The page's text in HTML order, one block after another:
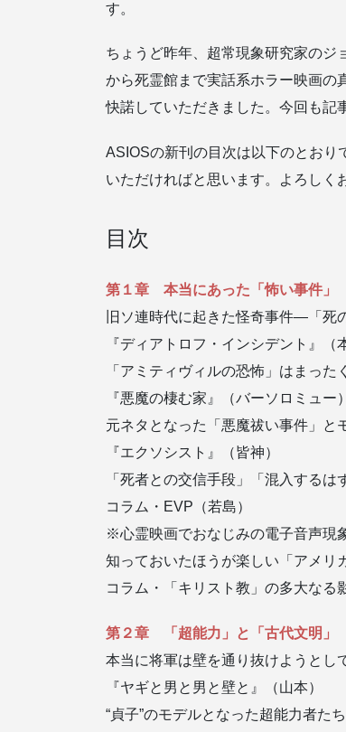
す。
ちょうど昨年、超常現象研究家のジ
から死霊館まで実話系ホラー映画の
快諾していただきました。今回も記
ASIOSの新刊の目次は以下のとおり
いただければと思います。よろしく
目次
第１章 本当にあった「怖い事件」
旧ソ連時代に起きた怪奇事件―「死
『ディアトロフ・インシデント』（
「アミティヴィルの恐怖」はまった
『悪魔の棲む家』（バーソロミュー）
元ネタとなった「悪魔祓い事件」と
『エクソシスト』（皆神）
「死者との交信手段」「混入するは
コラム・EVP（若島）
※心霊映画でおなじみの電子音声現
知っておいたほうが楽しい「アメリ
コラム・「キリスト教」の多大なる
第２章 「超能力」と「古代文明」
本当に将軍は壁を通り抜けようとし
『ヤギと男と男と壁と』（山本）
“貞子”のモデルとなった超能力者た